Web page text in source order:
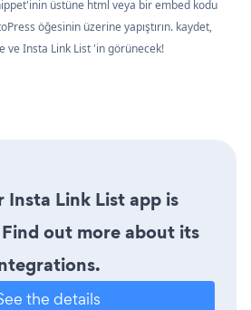
üstüne html veya bir embed kodu
öğesinin üzerine yapıştırın. kaydet,
ve Insta Link List 'in görünecek!
Link List app is
out more about its
the details